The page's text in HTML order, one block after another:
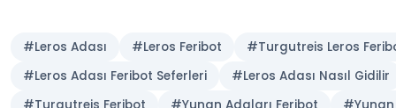
#Leros Adası #Leros Feribot
#Turgutreis Leros
#Leros Adası Feribot Seferleri
#Leros Adası Nasıl Gidilir